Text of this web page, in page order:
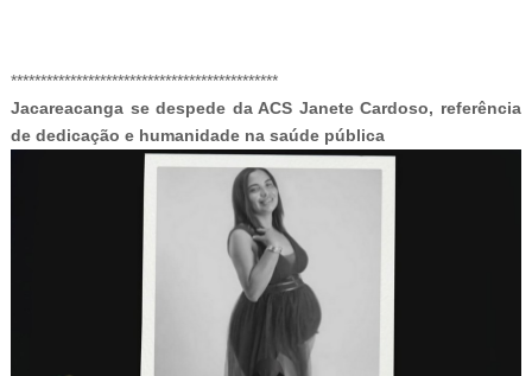
*********************************************
Jacareacanga se despede da ACS Janete Cardoso, referência
de dedicação e humanidade na saúde pública